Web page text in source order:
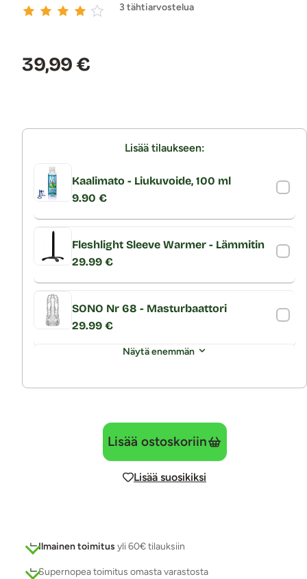
3 tähtiarvostelua
Hinta:
39,99 €
Lisää tilaukseen:
Kaalimato - Liukuvoide, 100 ml
9.90 €
Fleshlight Sleeve Warmer - Lämmitin
29.99 €
SONO Nr 68 - Masturbaattori
29.99 €
Näytä enemmän
Lisää ostoskoriin
Lisää suosikiksi
Ilmainen toimitus yli 60€ tilauksiin
Supernopea toimitus omasta varastosta